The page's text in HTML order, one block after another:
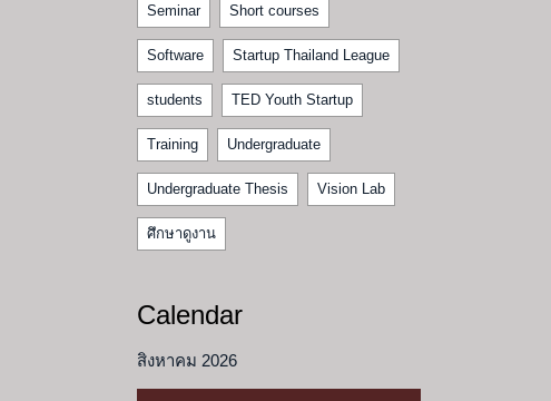
Seminar Short courses
Software Startup Thailand League
students TED Youth Startup
Training Undergraduate
Undergraduate Thesis Vision Lab
ศึกษาดูงาน
Calendar
สิงหาคม 2026